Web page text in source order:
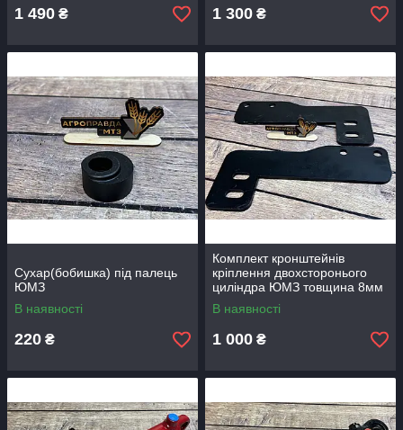
1 490 ₴ 1 300 ₴
Сухар(бобишка) під палець
ЮМЗ
В наявності
220 ₴
Комплект кронштейнів
кріплення двохсторонього
циліндра ЮМЗ товщина 8мм
В наявності
1 000 ₴